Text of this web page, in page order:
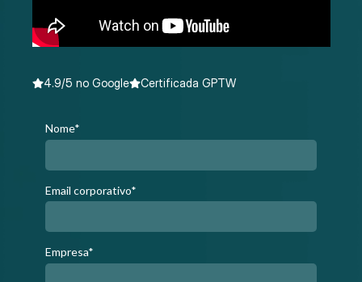
4.9/5 no Google Certificada GPTW
Nome*
Email corporativo*
Empresa*